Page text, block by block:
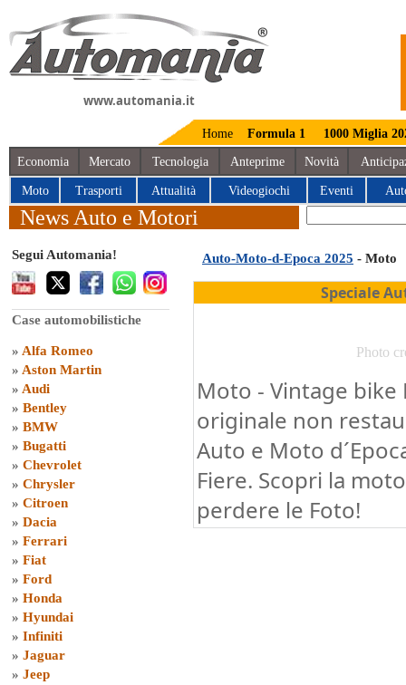
www.automania.it
Home Formula 1 1000 Miglia
Economia Mercato Tecnologia Anteprime Novità
Moto Trasporti Attualità Videogiochi Eventi
News Auto e Motori
Segui Automania!
Case automobilistiche
» Alfa Romeo
» Aston Martin
» Audi
» Bentley
» BMW
» Bugatti
» Chevrolet
» Chrysler
» Citroen
» Dacia
» Ferrari
» Fiat
» Ford
» Honda
» Hyundai
» Infiniti
» Jaguar
» Jeep
Auto-Moto-d-Epoca 2025 - Moto
Speciale
Photo
Moto - Vintage bike
originale non
Auto e Moto
Fiere. Scopri la
perdere le Foto!